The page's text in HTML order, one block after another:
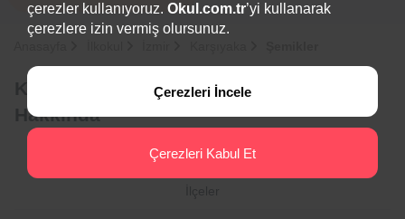
Karşıyaka - Şemikler Özel İlkokulları
Hakkında
çerezler kullanıyoruz. Okul.com.tr’yi kullanarak
çerezlere izin vermiş olursunuz.
Çerezleri İncele
Çerezleri Kabul Et